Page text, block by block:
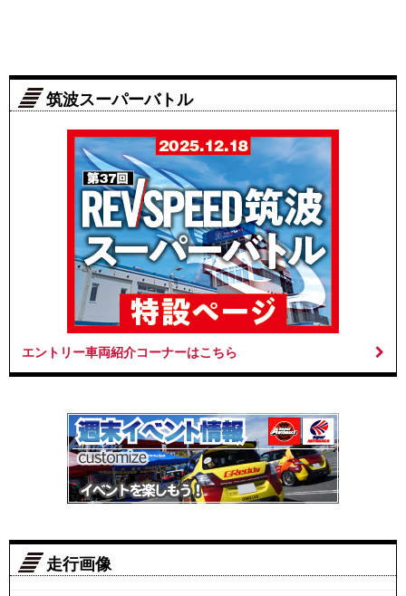
筑波スーパーバトル
エントリー車両紹介コーナーはこちら
走行画像